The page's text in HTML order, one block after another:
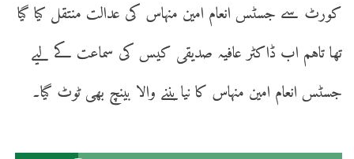
کورٹ سے جسٹس انعام امین منہاس کی عدالت منتقل کیا گیا
تھا تاہم اب ڈاکٹر عافیہ صدیقی کیس کی سماعت کے لیے
جسٹس انعام امین منہاس کا نیا بننے والا بینچ بھی ٹوٹ گیا۔